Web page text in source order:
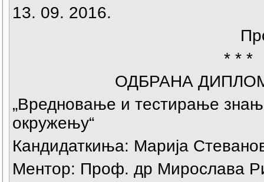
13. 09. 2016.
* * *
ОДБРАНА
„Вредновање и тестирање
окружењу“
Кандидаткиња: Марија
Ментор: Проф. др Мирослава